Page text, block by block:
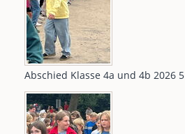
Abschied Klasse 4a und 4b 2026 5